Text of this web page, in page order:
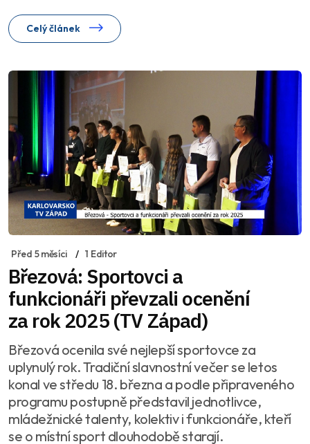
Celý článek
Před 5 měsíci 1 Editor
Březová: Sportovci a
funkcionáři převzali ocenění
za rok 2025 (TV Západ)
Březová ocenila své nejlepší sportovce za
uplynulý rok. Tradiční slavnostní večer se letos
konal ve středu 18. března a podle připraveného
programu postupně představil jednotlivce,
mládežnické talenty, kolektiv i funkcionáře, kteří
se o místní sport dlouhodobě starají.